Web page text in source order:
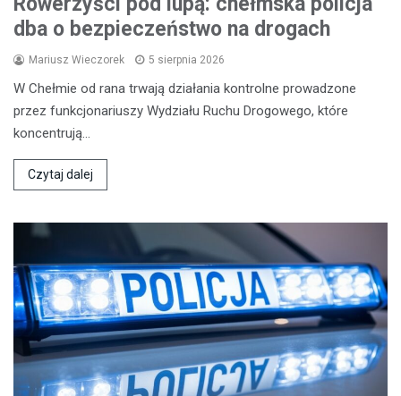
dba o bezpieczeństwo na drogach
Mariusz Wieczorek 5 sierpnia 2026
W Chełmie od rana trwają działania kontrolne prowadzone
przez funkcjonariuszy Wydziału Ruchu Drogowego, które
koncentrują…
Czytaj dalej